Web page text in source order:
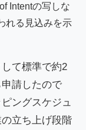
Intentの写しな
れる見込みを示
て標準で約2
請したので
ングスケジュ
立ち上げ段階